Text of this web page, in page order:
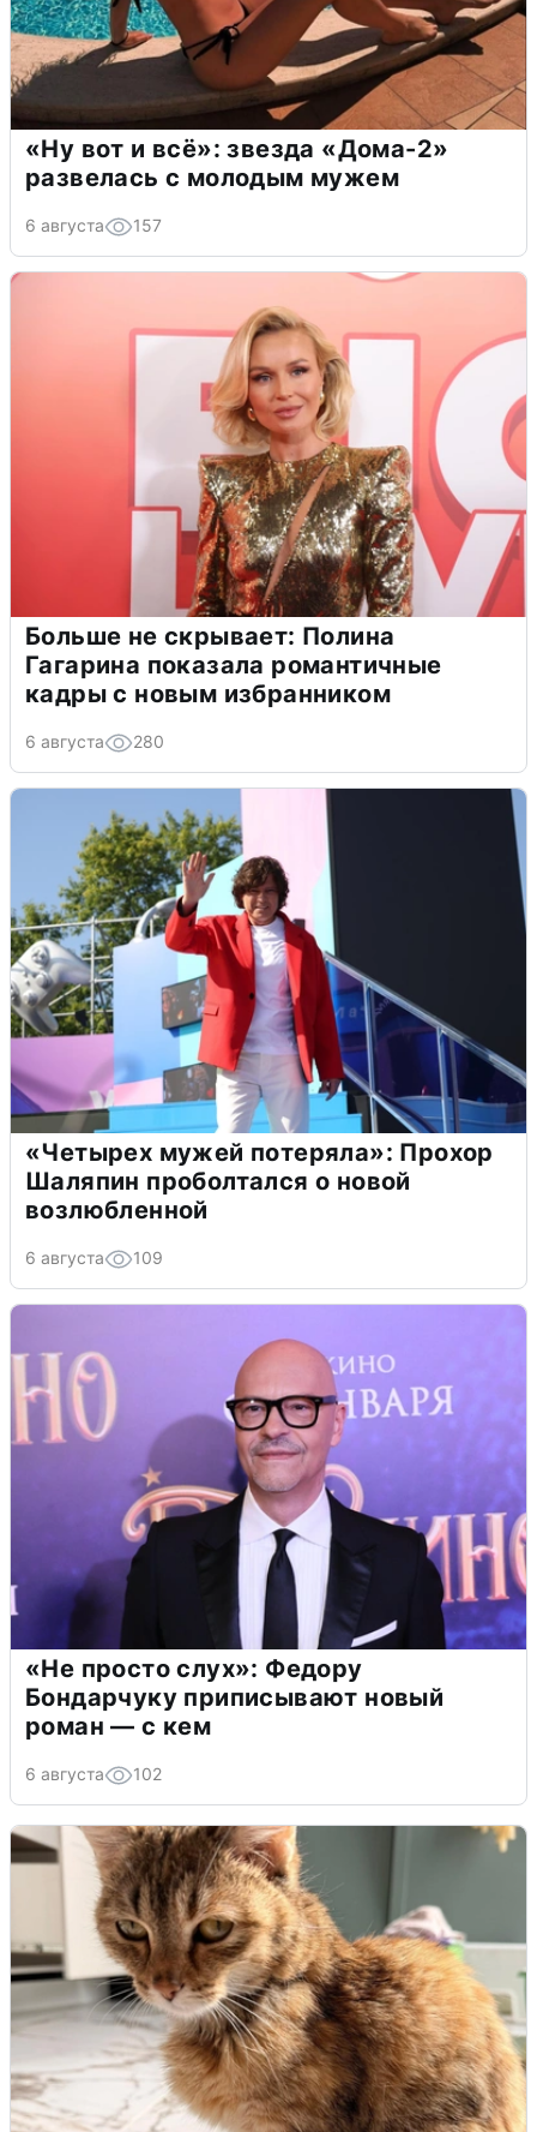
«Ну вот и всё»: звезда «Дома-2»
развелась с молодым мужем
6 августа 157
Больше не скрывает: Полина
Гагарина показала романтичные
кадры с новым избранником
6 августа 280
«Четырех мужей потеряла»: Прохор
Шаляпин проболтался о новой
возлюбленной
6 августа 109
«Не просто слух»: Федору
Бондарчуку приписывают новый
роман — с кем
6 августа 102